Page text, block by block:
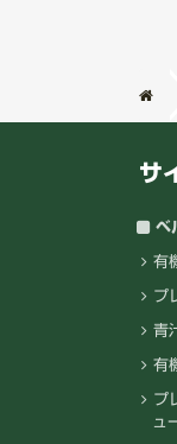
サ
ベ
有
プ
青
有
プ
ュ